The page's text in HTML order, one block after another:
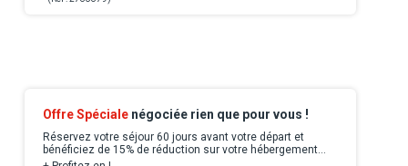
Offre Spéciale négociée rien que pour vous !
Réservez votre séjour 60 jours avant votre départ et
bénéficiez de 15% de réduction sur votre hébergement
jusqu'au 31/10/27 (Applicable sur les séjours de 5 nuits